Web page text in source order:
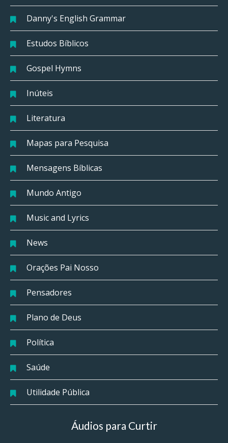
Danny's English Grammar
Estudos Bíblicos
Gospel Hymns
Inúteis
Literatura
Mapas para Pesquisa
Mensagens Bíblicas
Mundo Antigo
Music and Lyrics
News
Orações Pai Nosso
Pensadores
Plano de Deus
Política
Saúde
Utilidade Pública
Áudios para Curtir